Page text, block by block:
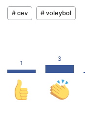
# cev # voleybol